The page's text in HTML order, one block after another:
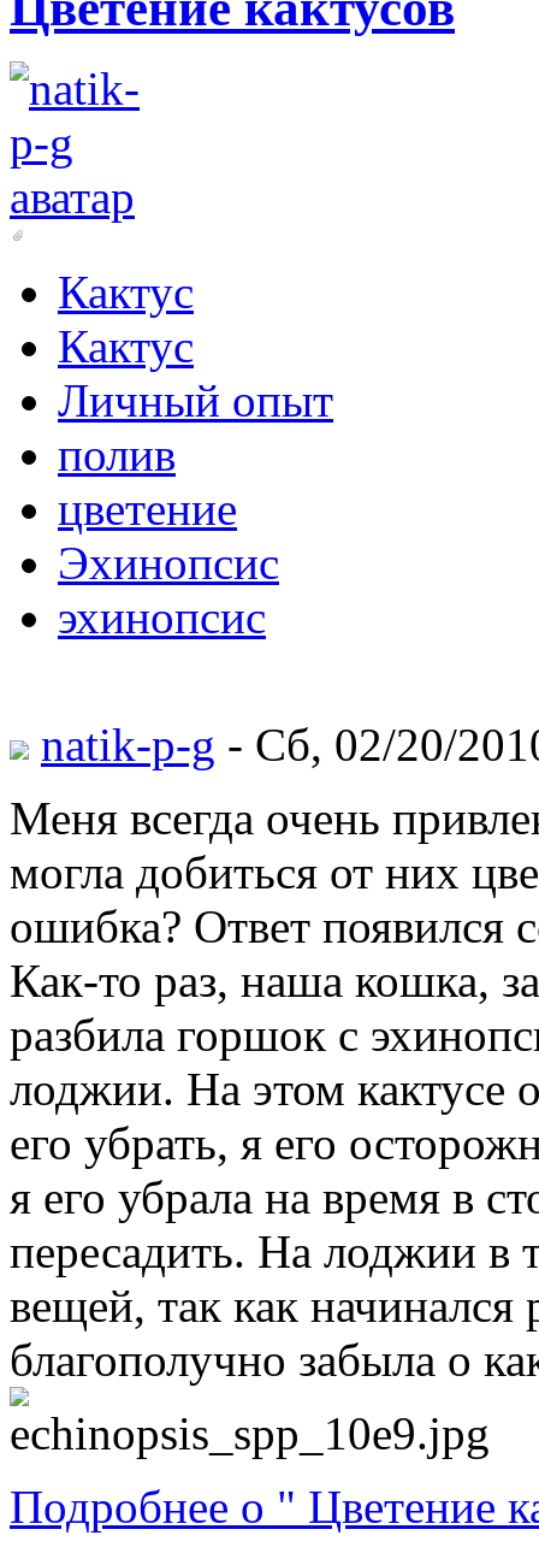
Кактус
Кактус
Личный опыт
полив
цветение
Эхинопсис
эхинопсис
natik-p-g - Сб, 02/20/
Меня всегда очень
могла добиться от них
ошибка? Ответ появился
Как-то раз, наша кошка,
разбила горшок с
лоджии. На этом кактусе
его убрать, я его
я его убрала на время в
пересадить. На лоджии в
вещей, так как
благополучно забыла о
Подробнее о " Цветение